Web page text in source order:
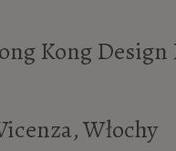
Kong
Włochy